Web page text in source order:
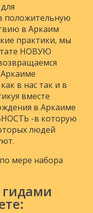
положительную
в Аркаим
практики, мы
НОВУЮ
в нас так и в
вместе
в Аркаиме
-в которую
людей
мере набора